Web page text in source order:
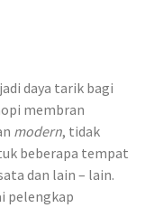
daya tarik bagi
membran
modern, tidak
beberapa tempat
dan lain – lain.
pelengkap